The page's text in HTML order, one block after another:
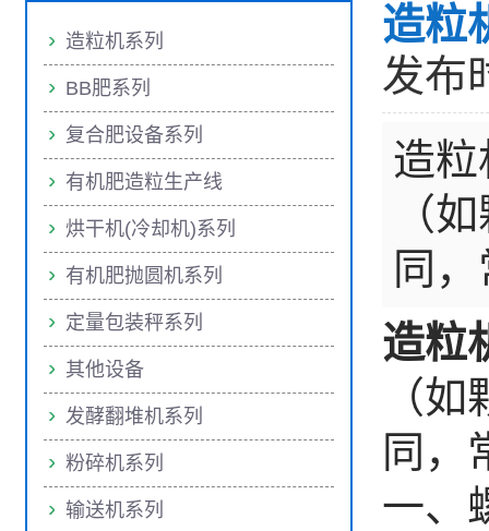
造粒
发布
造
（
同
造粒
（
同，
一、
造粒机系列
BB肥系列
复合肥设备系列
有机肥造粒生产线
烘干机(冷却机)系列
有机肥抛圆机系列
定量包装秤系列
其他设备
发酵翻堆机系列
粉碎机系列
输送机系列